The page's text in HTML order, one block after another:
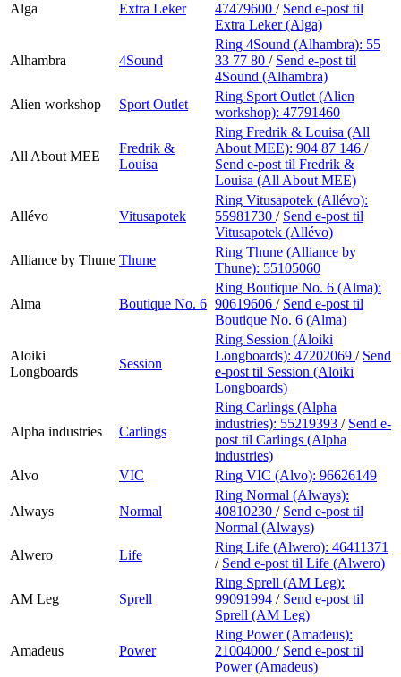
Alga Extra Leker 47479600 / Send e-post til
Extra Leker (Alga)
Alhambra 4Sound
Ring 4Sound (Alhambra): 55
33 77 80 / Send e-post til
4Sound (Alhambra)
Alien workshop
Sport Outlet
Ring Sport Outlet (Alien
workshop): 47791460
All About MEE
Fredrik &
Louisa
Ring Fredrik & Louisa (All
About MEE): 904 87 146 /
Send e-post til Fredrik &
Louisa (All About MEE)
Allévo Vitusapotek
Ring Vitusapotek (Allévo):
55981730 / Send e-post til
Vitusapotek (Allévo)
Alliance by Thune Thune
Ring Thune (Alliance by
Thune): 55105060
Alma Boutique No. 6
Ring Boutique No. 6 (Alma):
90619606 / Send e-post til
Boutique No. 6 (Alma)
Aloiki
Longboards
Session
Ring Session (Aloiki
Longboards): 47202069 / Send
e-post til Session (Aloiki
Longboards)
Alpha industries Carlings
Ring Carlings (Alpha
industries): 55219393 / Send e-
post til Carlings (Alpha
industries)
Alvo
VIC Ring VIC (Alvo): 96626149
Always Normal
Ring Normal (Always):
40810230 / Send e-post til
Normal (Always)
Alwero
Life
Ring Life (Alwero): 46411371
/ Send e-post til Life (Alwero)
AM Leg Sprell
Ring Sprell (AM Leg):
99091994 / Send e-post til
Sprell (AM Leg)
Amadeus Power
Ring Power (Amadeus):
21004000 / Send e-post til
Power (Amadeus)